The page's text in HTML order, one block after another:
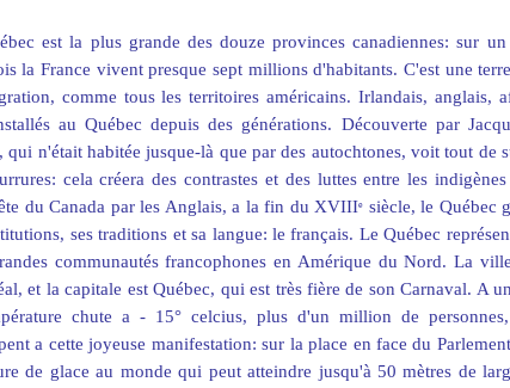
ébec est la plus grande des douze provinces canadiennes: sur
la France vivent presque sept millions d'habitants. C'est une
comme tous les territoires américains. Irlandais, anglais,
au Québec depuis des générations. Découverte par
qui n'était habitée jusque-là que par des autochtones, voit tout de
cela créera des contrastes et des luttes entre les
te du Canada par les Anglais, a la fin du XVIIIe siècle, le Québec
ses traditions et sa langue: le français. Le Québec repr
communautés francophones en Amérique du Nord. La
al, et la capitale est Québec, qui est très fière de son Carnaval. A
chute a - 15° celcius, plus d'un million de
a cette joyeuse manifestation: sur la place en face du
de glace au monde qui peut atteindre jusqu'à 50 mètres de